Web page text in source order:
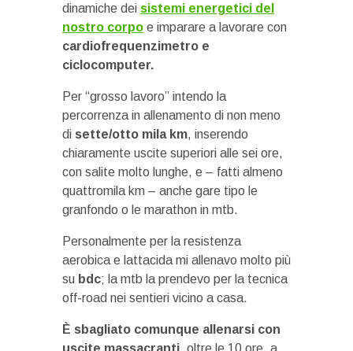
dinamiche dei sistemi energetici del
nostro corpo e imparare a lavorare con
cardiofrequenzimetro e
ciclocomputer.
Per “grosso lavoro” intendo la
percorrenza in allenamento di non meno
di sette/otto mila km, inserendo
chiaramente uscite superiori alle sei ore,
con salite molto lunghe, e – fatti almeno
quattromila km – anche gare tipo le
granfondo o le marathon in mtb.
Personalmente per la resistenza
aerobica e lattacida mi allenavo molto più
su bdc; la mtb la prendevo per la tecnica
off-road nei sentieri vicino a casa.
È sbagliato comunque allenarsi con
uscite massacranti, oltre le 10 ore, a